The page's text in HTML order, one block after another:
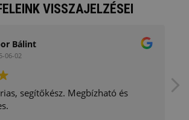
VISSZAJELZÉSEI
Bálint
06-02
segítőkész. Megbízható és